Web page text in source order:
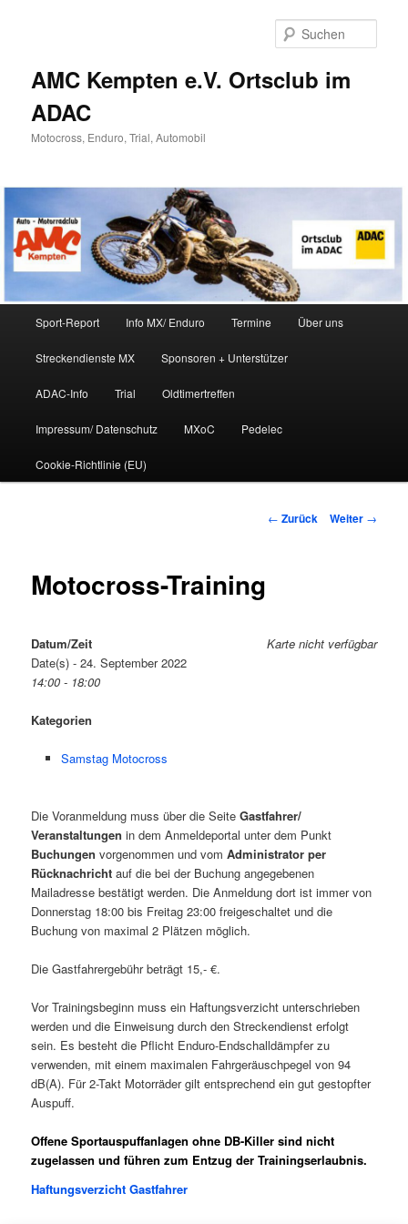
AMC Kempten e.V. Ortsclub im
ADAC
Motocross, Enduro, Trial, Automobil
Sport-Report Info MX/ Enduro Termine Über uns
Streckendienste MX Sponsoren + Unterstützer
ADAC-Info Trial Oldtimertreffen
Impressum/ Datenschutz MXoC Pedelec
Cookie-Richtlinie (EU)
Beitrags-
← Zurück Weiter →
Motocross-Training
Karte nicht verfügbar
Datum/Zeit
Date(s) - 24. September 2022
14:00 - 18:00
Kategorien
Samstag Motocross
Die Voranmeldung muss über die SeiteGastfahrer/
Veranstaltungen in dem Anmeldeportal unter dem Punkt
Buchungen vorgenommen und vomAdministrator per
Rücknachricht auf die bei der Buchung angegebenen
Mailadresse bestätigt werden. Die Anmeldung dort ist immer von
Donnerstag 18:00 bis Freitag 23:00 freigeschaltet und die
Buchung von maximal 2 Plätzen möglich.
Die Gastfahrergebühr beträgt 15,- €.
Vor Trainingsbeginn muss ein Haftungsverzicht unterschrieben
werden und die Einweisung durch den Streckendienst erfolgt
sein. Es besteht die Pflicht Enduro-Endschalldämpfer zu
verwenden, mit einem maximalen Fahrgeräuschpegel von 94
dB(A). Für 2-Takt Motorräder gilt entsprechend ein gut gestopfter
Auspuff.
Offene Sportauspuffanlagen ohne DB-Killer sind nicht
zugelassen und führen zum Entzug der Trainingserlaubnis.
Haftungsverzicht Gastfahrer